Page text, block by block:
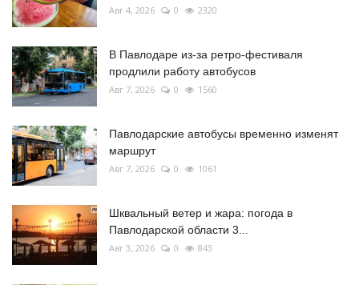
Авг 4, 2026 0 2320
В Павлодаре из-за ретро-фестиваля
продлили работу автобусов
Авг 7, 2026 0 1560
Павлодарские автобусы временно изменят
маршрут
Авг 7, 2026 0 1061
Шквальный ветер и жара: погода в
Павлодарской области 3...
Авг 3, 2026 0 843